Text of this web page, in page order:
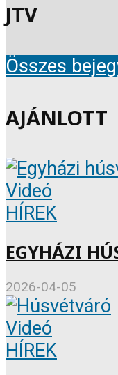
JTV
Összes
AJÁNLOTT
Videó
HÍREK
EGYHÁZI
2026-04-05
Videó
HÍREK